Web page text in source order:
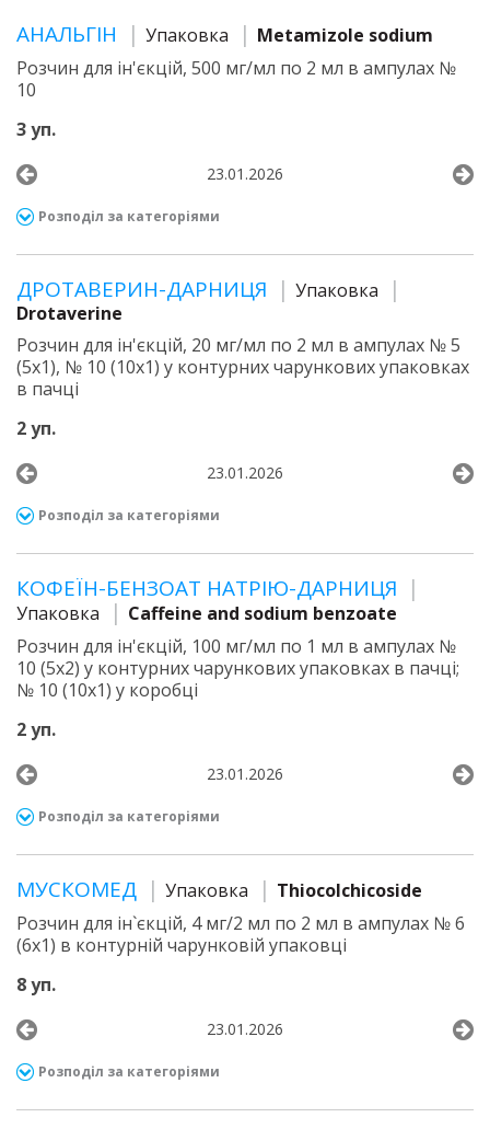
АНАЛЬГІН Упаковка
Metamizole sodium
Розчин для ін'єкцій, 500 мг/мл по 2 мл в ампулах №
10
3 уп.
23.01.2026
Розподіл за категоріями
ДРОТАВЕРИН-ДАРНИЦЯ
Упаковка
Drotaverine
Розчин для ін'єкцій, 20 мг/мл по 2 мл в ампулах № 5
(5х1), № 10 (10х1) у контурних чарункових упаковках
в пачці
2 уп.
23.01.2026
Розподіл за категоріями
КОФЕЇН-БЕНЗОАТ НАТРІЮ-ДАРНИЦЯ
Упаковка
Caffeine and sodium benzoate
Розчин для ін'єкцій, 100 мг/мл по 1 мл в ампулах №
10 (5х2) у контурних чарункових упаковках в пачці;
№ 10 (10х1) у коробці
2 уп.
23.01.2026
Розподіл за категоріями
МУСКОМЕД Упаковка
Thiocolchicoside
Розчин для ін`єкцій, 4 мг/2 мл по 2 мл в ампулах № 6
(6х1) в контурній чарунковій упаковці
8 уп.
23.01.2026
Розподіл за категоріями